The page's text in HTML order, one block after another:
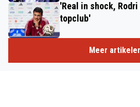
'Real in shock,
topclub'
Meer